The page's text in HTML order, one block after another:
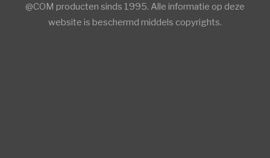
@COM producten sinds 1995. Alle informatie op deze
website is beschermd middels copyrights.